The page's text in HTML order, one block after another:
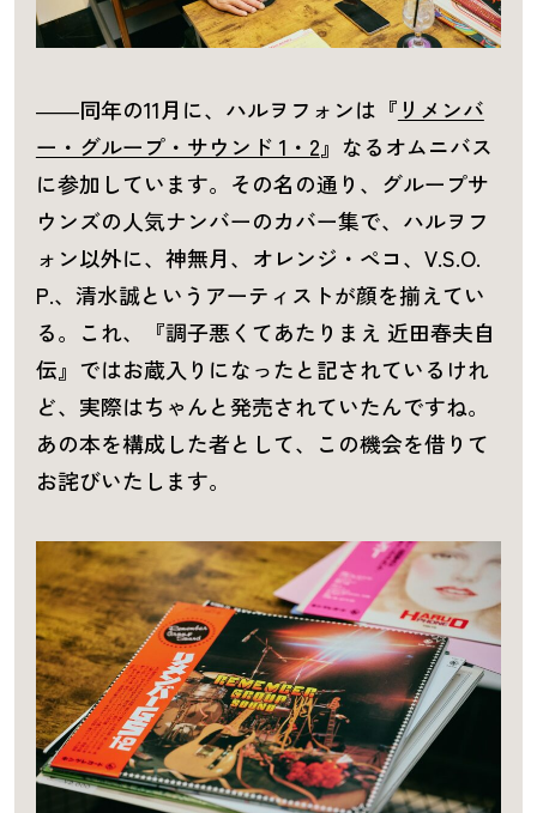
――同年の11月に、ハルヲフォンは『 リメンバ
ー・グループ・サウンド 1・2』なるオムニバス
に参加しています。その名の通り、グループサ
ウンズの人気ナンバーのカバー集で、ハルヲフ
ォン以外に、神無月、オレンジ・ペコ、V.S.O.
P.、清水誠というアーティストが顔を揃えてい
る。これ、『調子悪くてあたりまえ 近田春夫自
伝』ではお蔵入りになったと記されているけれ
ど、実際はちゃんと発売されていたんですね。
あの本を構成した者として、この機会を借りて
お詫びいたします。